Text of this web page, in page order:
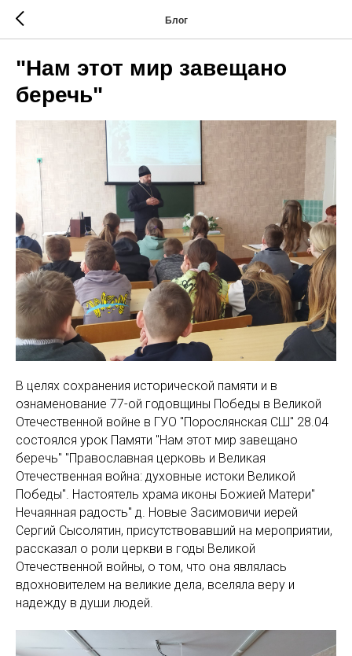
Блог
"Нам этот мир завещано
беречь"
В целях сохранения исторической памяти и в
ознаменование 77-ой годовщины Победы в Великой
Отечественной войне в ГУО "Порослянская СШ" 28.04
состоялся урок Памяти "Нам этот мир завещано
беречь" "Православная церковь и Великая
Отечественная война: духовные истоки Великой
Победы". Настоятель храма иконы Божией Матери"
Нечаянная радость" д. Новые Засимовичи иерей
Сергий Сысолятин, присутствовавший на мероприятии,
рассказал о роли церкви в годы Великой
Отечественной войны, о том, что она являлась
вдохновителем на великие дела, вселяла веру и
надежду в души людей.